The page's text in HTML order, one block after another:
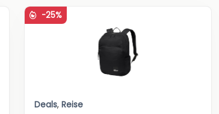
-25%
Deals, Reise